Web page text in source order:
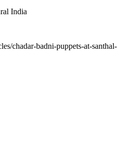
India
chadar-badni-puppets-at-santhal-